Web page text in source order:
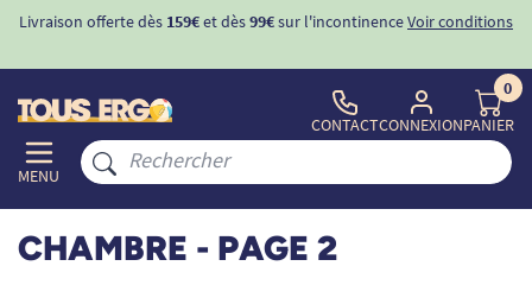
-10%avec le code "BIENVENUE" pourla 1ère commande
MENU
CONTACTCONNEXION
0
PANIER
CHAMBRE - PAGE 2